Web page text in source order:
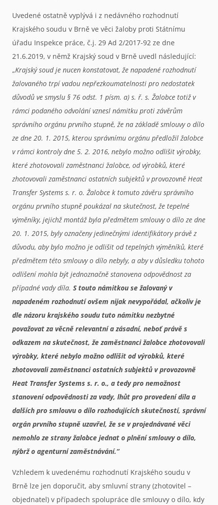
Uvedené ostatně vyplývá i z nedávného rozhodnutí
Krajského soudu v Brně ve věci žaloby proti Státnímu
úřadu Inspekce práce, č.j. 29 Ad 2/2017-92 ze dne
21.6.2019, v němž Krajský soud v Brně uvedl následující:
„Krajský soud je nucen konstatovat, že napadené rozhodnutí
žalovaného trpí vadou nepřezkoumatelnosti pro nedostatek
důvodů ve smyslu § 76 odst. 1 písm. a) s. ř. s. Žalobce totiž v
rámci podaného odvolání vznesl námitku proti závěrům
správního orgánu prvního stupně, že na základě smlouvy o dílo
ze dne 20. 1. 2015, kterou správnímu orgánu předložil žalobce
v rámci kontroly dne 5. 2. 2016, nebylo možno odlišit výrobky,
které zhotovovali zaměstnanci žalobce, od výrobků, které
zhotovovali zaměstnanci ostatních subjektů v provozovně Heat
Transfer Systems s. r. o. Žalobce k tomuto závěru správního
orgánu prvního stupně poukázal na skutečnost, že tepelné
výměníky, jejichž montáž byla předmětem smlouvy o dílo ze dne
20. 1. 2015, byly označeny jedinečnými identifikátory právě z
důvodu, aby bylo možno je odlišit od tepelných výměníků, které
předmětem této smlouvy o dílo nebyly, a aby v důsledku tohoto
odlišení mohla být jednoznačně stanovena odpovědnost za
případné vady díla. S touto námitkou se žalovaný v
napadeném rozhodnutí ovšem nijak nevypořádal, ačkoliv je
dle názoru krajského soudu tuto námitku nezbytné
považovat za věcně relevantní a zásadní, neboť právě s
odkazem na skutečnost, že zaměstnanci žalobce zhotovovali
výrobky, které nebylo možno odlišit od výrobků, které
zhotovovali zaměstnanci ostatních subjektů v provozovně
Heat Transfer Systems s. r. o., a tedy pro nemožnost
stanovení odpovědnosti za vady, lhůt pro provedení díla a
dalších pro smlouvu o dílo rozhodujících skutečností, správní
orgán prvního stupně uzavřel, že se v projednávané věci
nemohlo ze strany žalobce jednat o plnění smlouvy o dílo,
nýbrž o agenturní zaměstnávání.“
Vzhledem k uvedenému rozhodnutí Krajského soudu v
Brně lze jen doporučit, aby smluvní strany (zhotovitel –
objednatel) v případech spolupráce dle smlouvy o dílo, kdy